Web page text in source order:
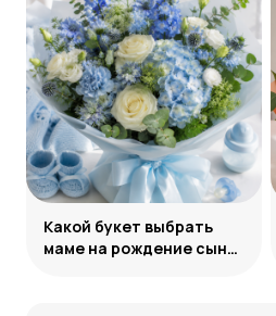
Какой букет выбрать
маме на рождение сына: